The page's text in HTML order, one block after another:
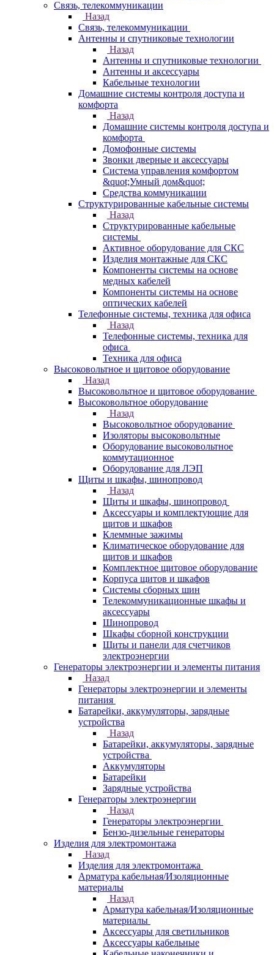
Связь, телекоммуникации
Назад
Связь, телекоммуникации
Антенны и спутниковые технологии
Назад
Антенны и спутниковые технологии
Антенны и аксессуары
Кабельные технологии
Домашние системы контроля доступа и
комфорта
Назад
Домашние системы контроля доступа и
комфорта
Домофонные системы
Звонки дверные и аксессуары
Система управления комфортом
&quot;Умный дом&quot;
Средства коммуникации
Структурированные кабельные системы
Назад
Структурированные кабельные
системы
Активное оборудование для СКС
Изделия монтажные для СКС
Компоненты системы на основе
медных кабелей
Компоненты системы на основе
оптических кабелей
Телефонные системы, техника для офиса
Назад
Телефонные системы, техника для
офиса
Техника для офиса
Высоковольтное и щитовое оборудование
Назад
Высоковольтное и щитовое оборудование
Высоковольтное оборудование
Назад
Высоковольтное оборудование
Изоляторы высоковольтные
Оборудование высоковольтное
коммутационное
Оборудование для ЛЭП
Щиты и шкафы, шинопровод
Назад
Щиты и шкафы, шинопровод
Аксессуары и комплектующие для
щитов и шкафов
Клеммные зажимы
Климатическое оборудование для
щитов и шкафов
Комплектное щитовое оборудование
Корпуса щитов и шкафов
Системы сборных шин
Телекоммуникационные шкафы и
аксессуары
Шинопровод
Шкафы сборной конструкции
Щиты и панели для счетчиков
электроэнергии
Генераторы электроэнергии и элементы питания
Назад
Генераторы электроэнергии и элементы
питания
Батарейки, аккумуляторы, зарядные
устройства
Назад
Батарейки, аккумуляторы, зарядные
устройства
Аккумуляторы
Батарейки
Зарядные устройства
Генераторы электроэнергии
Назад
Генераторы электроэнергии
Бензо-дизельные генераторы
Изделия для электромонтажа
Назад
Изделия для электромонтажа
Арматура кабельная/Изоляционные
материалы
Назад
Арматура кабельная/Изоляционные
материалы
Аксессуары для светильников
Аксессуары кабельные